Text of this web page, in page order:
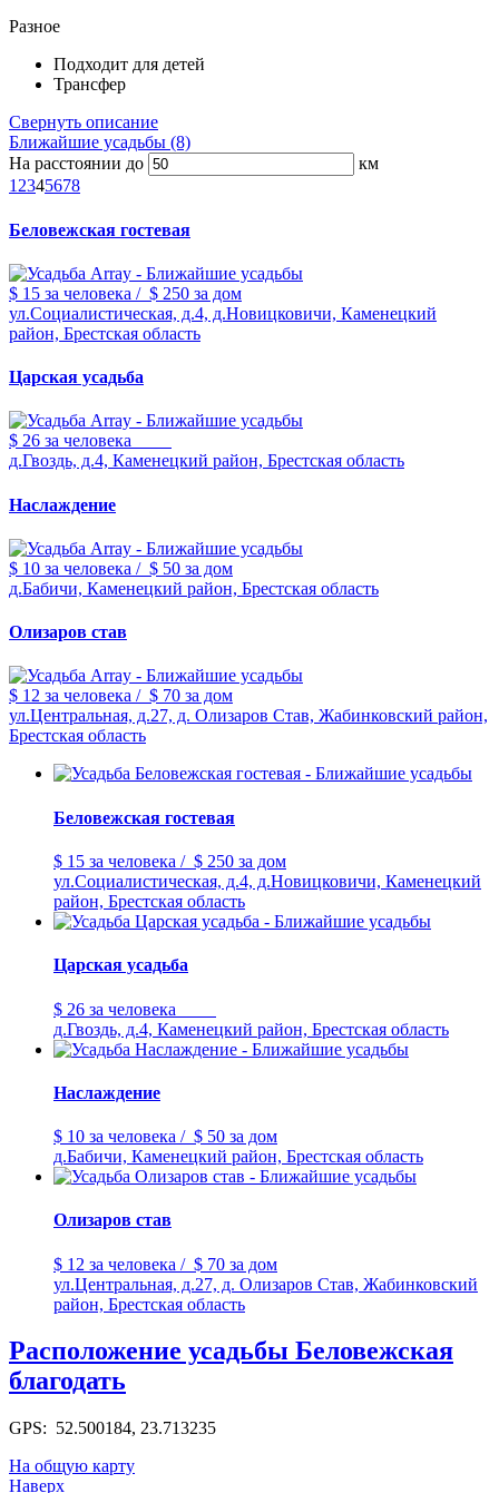
Разное
Подходит для детей
Трансфер
Свернуть описание
Ближайшие усадьбы (8)
На расстоянии до
км
1 2345678
Беловежская гостевая
$ 15 за человека / $ 250 за дом
ул.Социалистическая, д.4, д.Новицковичи, Каменецкий
район, Брестская область
Царская усадьба
$ 26 за человека
д.Гвоздь, д.4, Каменецкий район, Брестская область
Наслаждение
$ 10 за человека / $ 50 за дом
д.Бабичи, Каменецкий район, Брестская область
Олизаров став
$ 12 за человека / $ 70 за дом
ул.Центральная, д.27, д. Олизаров Став, Жабинковский район,
Брестская область
Беловежская гостевая
$ 15 за человека / $ 250 за дом
ул.Социалистическая, д.4, д.Новицковичи, Каменецкий
район, Брестская область
Царская усадьба
$ 26 за человека
д.Гвоздь, д.4, Каменецкий район, Брестская область
Наслаждение
$ 10 за человека / $ 50 за дом
д.Бабичи, Каменецкий район, Брестская область
Олизаров став
$ 12 за человека / $ 70 за дом
ул.Центральная, д.27, д. Олизаров Став, Жабинковский
район, Брестская область
Расположение усадьбы Беловежская
благодать
GPS: 52.500184, 23.713235
На общую карту
Наверх